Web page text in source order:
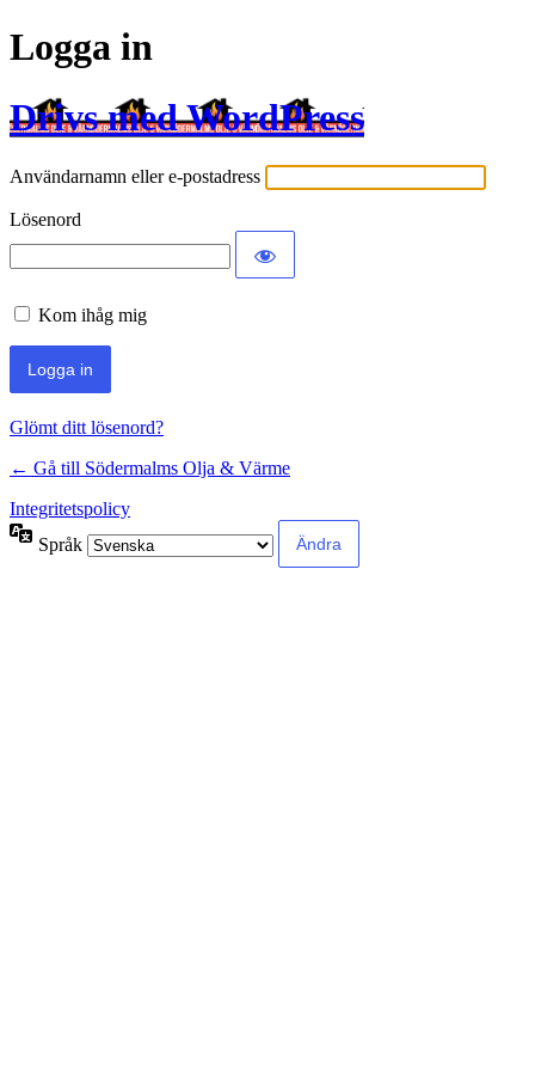
Logga in
Drivs med WordPress
Användarnamn eller e-postadress
Lösenord
Kom ihåg mig
Glömt ditt lösenord?
← Gå till Södermalms Olja & Värme
Integritetspolicy
Språk